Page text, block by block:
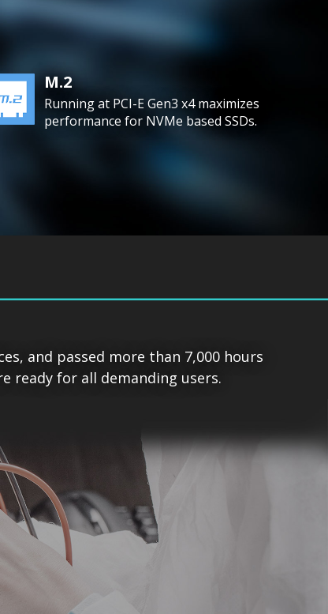
M.2
Running at PCI-E Gen3 x4 maximizes
performance for NVMe based SSDs.
and passed more than 7,000 hours
ready for all demanding users.